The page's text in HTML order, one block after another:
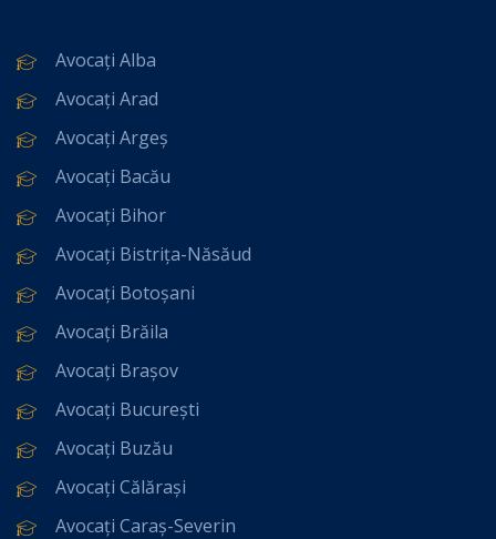
Avocați Alba
Avocați Arad
Avocați Argeș
Avocați Bacău
Avocați Bihor
Avocați Bistrița-Năsăud
Avocați Botoșani
Avocați Brăila
Avocați Brașov
Avocați București
Avocați Buzău
Avocați Călărași
Avocați Caraș-Severin